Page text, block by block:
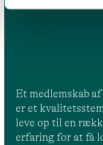
Et medlemskab
er et
leve op til en
erfaring for at få